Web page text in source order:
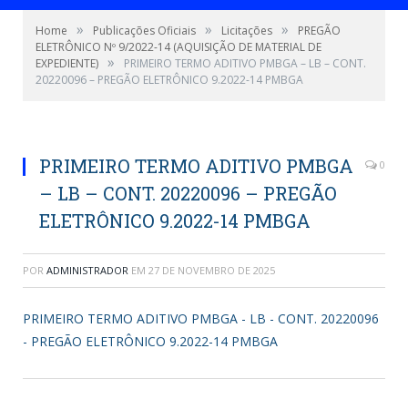
Home » Publicações Oficiais » Licitações »
PREGÃO
ELETRÔNICO Nº 9/2022-14 (AQUISIÇÃO DE MATERIAL DE
EXPEDIENTE) »
PRIMEIRO TERMO ADITIVO PMBGA – LB – CONT.
20220096 – PREGÃO ELETRÔNICO 9.2022-14 PMBGA
PRIMEIRO TERMO ADITIVO PMBGA
– LB – CONT. 20220096 – PREGÃO
ELETRÔNICO 9.2022-14 PMBGA
0
POR ADMINISTRADOR EM 27 DE NOVEMBRO DE 2025
PRIMEIRO TERMO ADITIVO PMBGA - LB - CONT. 20220096
- PREGÃO ELETRÔNICO 9.2022-14 PMBGA